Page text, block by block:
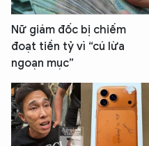
Nữ giám đốc bị chiếm
đoạt tiền tỷ vì “cú lừa
ngoạn mục”